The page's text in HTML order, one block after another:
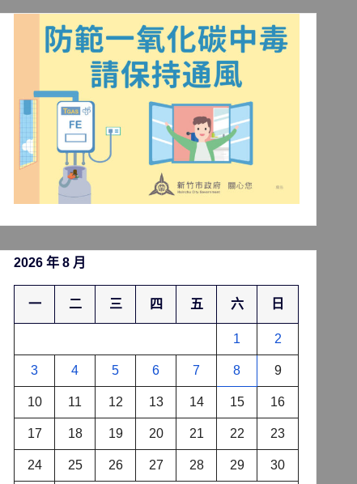
分
2026 年 8 月
一 二 三 四 五 六 日
1 2
3 4 5 6 7 8 9
10 11 12 13 14 15 16
17 18 19 20 21 22 23
24 25 26 27 28 29 30